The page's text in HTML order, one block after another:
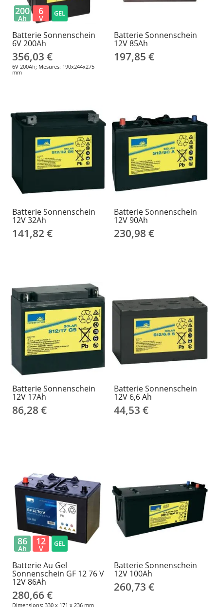
Batterie Sonnenschein
6V 200Ah
356,03 €
6V 200Ah; Mesures: 190x244x275
mm
200
Ah
6
V
GEL
Batterie Sonnenschein
12V 85Ah
197,85 €
Batterie Sonnenschein
12V 32Ah
141,82 €
Batterie Sonnenschein
12V 90Ah
230,98 €
Batterie Sonnenschein
12V 17Ah
86,28 €
Batterie Sonnenschein
12V 6,6 Ah
44,53 €
Batterie Au Gel
Sonnenschein GF 12 76 V
12V 86Ah
280,66 €
Dimensions: 330 x 171 x 236 mm
86
Ah
12
V
GEL
Batterie Sonnenschein
12V 100Ah
260,73 €